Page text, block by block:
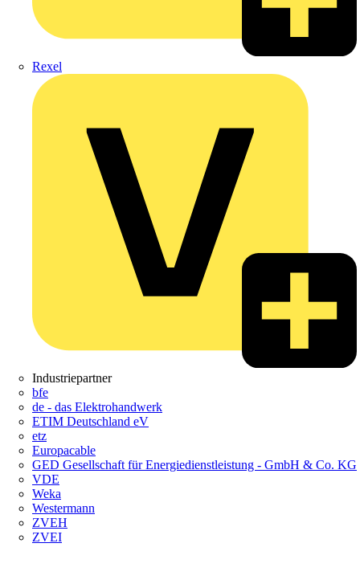
Rexel
Industriepartner
bfe
de - das Elektrohandwerk
ETIM Deutschland eV
etz
Europacable
GED Gesellschaft für Energiedienstleistung - GmbH & Co. KG
VDE
Weka
Westermann
ZVEH
ZVEI